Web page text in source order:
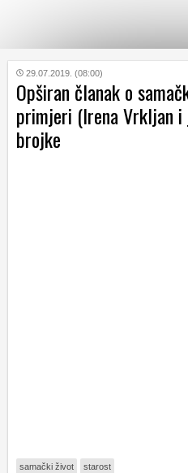
KATEGORIJE
HRVATSKI
WEB
29.07.2019. (08:00)
Opširan članak o
primjeri (Irena Vrkljan i
brojke
samački život starost